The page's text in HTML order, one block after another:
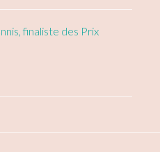
finaliste des Prix